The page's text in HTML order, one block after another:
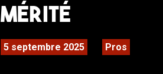
mérité
5 septembre 2025 Pros